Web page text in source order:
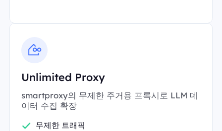
Unlimited Proxy
smartproxy의 무제한 주거용 프록시로 LLM 데
이터 수집 확장
무제한 트래픽